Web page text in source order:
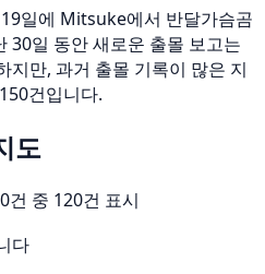
일에 Mitsuke에서 반달가슴곰
30일 동안 새로운 출몰 보고는
지만, 과거 출몰 기록이 많은 지
건입니다.
도
건 중 120건 표시
다